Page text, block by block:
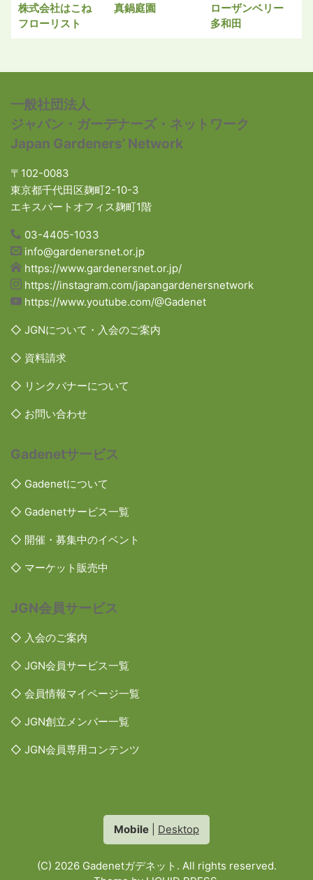
株式会社はこね
フローリスト
真鍋庭園
ローザンベリー
多和田
一般社団法人
ジャパン・ガーデナーズ・ネットワーク
Japan Gardeners’ Network
〒102-0083
東京都千代田区麹町2-10-3
エキスパートオフィス麹町1階
03-4405-1033
info@gardenersnet.or.jp
https://www.gardenersnet.or.jp/
https://instagram.com/japangardenersnetwork
https://www.youtube.com/@Gadenet
◇ JGNについて・入会のご案内
◇ 資料請求
◇ リンクバナーについて
◇ お問い合わせ
Gadenetサービス
◇ Gadenetについて
◇ Gadenetサービス一覧
◇ 開催・募集中のイベント
◇ マーケット販売中
JGN会員サービス
◇ 入会のご案内
◇ JGN会員サービス一覧
◇ 会員情報マイページ一覧
◇ JGN創立メンバー一覧
◇ JGN会員専用コンテンツ
Mobile Desktop
(C) 2026 Gadenetガデネット . All rights reserved.